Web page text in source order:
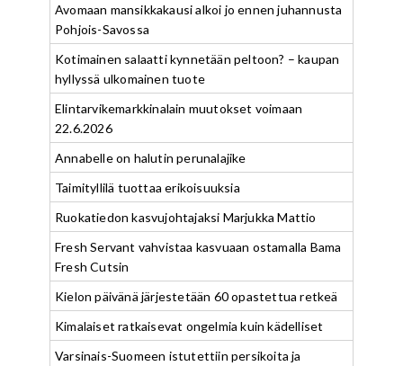
Avomaan mansikkakausi alkoi jo ennen juhannusta
Pohjois-Savossa
Kotimainen salaatti kynnetään peltoon? – kaupan
hyllyssä ulkomainen tuote
Elintarvikemarkkinalain muutokset voimaan
22.6.2026
Annabelle on halutin perunalajike
Taimityllilä tuottaa erikoisuuksia
Ruokatiedon kasvujohtajaksi Marjukka Mattio
Fresh Servant vahvistaa kasvuaan ostamalla Bama
Fresh Cutsin
Kielon päivänä järjestetään 60 opastettua retkeä
Kimalaiset ratkaisevat ongelmia kuin kädelliset
Varsinais-Suomeen istutettiin persikoita ja